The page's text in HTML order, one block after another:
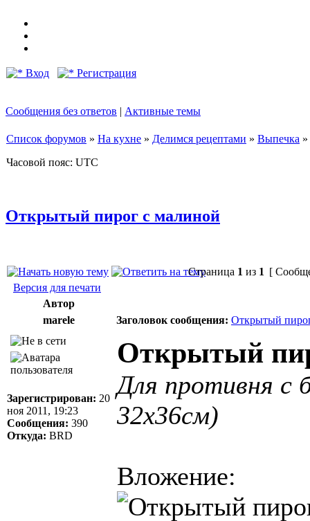
Вход Регистрация
Сообщения без ответов | Активные темы
Список форумов » На кухне » Делимся рецептами » Выпечка »
Часовой пояс: UTC
Открытый пирог с малиной
Страница 1 из 1 [
Версия для печати
Автор
marele
Заголовок сообщения: Открытый
Зарегистрирован: 20
ноя 2011, 19:23
Сообщения: 390
Откуда: BRD
Открытый
Для противня с
32х36см)
Вложение: